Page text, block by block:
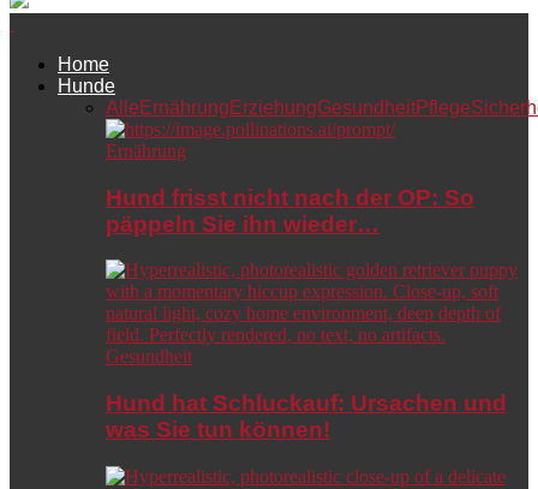
Home
Hunde
Alle Ernährung ErziehungGesundheitPflege
Ernährung
Hund frisst nicht nach der OP: So
päppeln Sie ihn wieder…
Gesundheit
Hund hat Schluckauf: Ursachen und
was Sie tun können!